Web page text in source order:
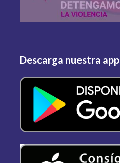
Descarga nuestra app